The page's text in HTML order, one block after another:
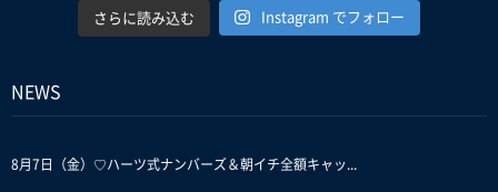
さらに読み込む Instagram でフォロー
NEWS
8月7日（金）♡ハーツ式ナンバーズ＆朝イチ全額キャッ...